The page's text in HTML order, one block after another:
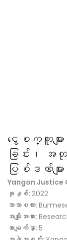
ငွေစက္ကူမျာ
ခြင်း၊ အ
ပြစ်ဒဏ်များ
Yangon Justice
ခုနှစ်: 2022
ဘာသာစကား:
အမျိုးအစား:
စာမျက်နှာ: 5